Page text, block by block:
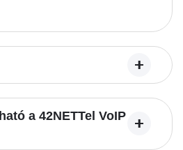
a 42NETTel VoIP